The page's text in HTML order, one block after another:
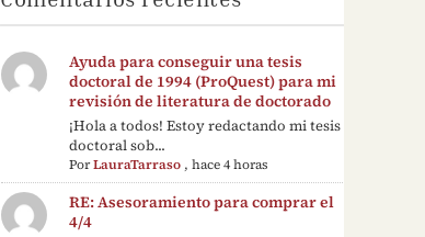
Ayuda para conseguir una tesis
doctoral de 1994 (ProQuest) para mi
revisión de literatura de doctorado
¡Hola a todos! Estoy redactando mi tesis
doctoral sob...
PorLauraTarraso ,hace 4 horas
RE: Asesoramiento para comprar el
4/4